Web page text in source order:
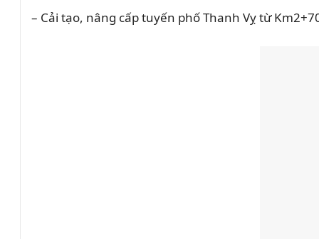
– Cải tạo, nâng cấp tuyến phố Thanh Vỵ từ